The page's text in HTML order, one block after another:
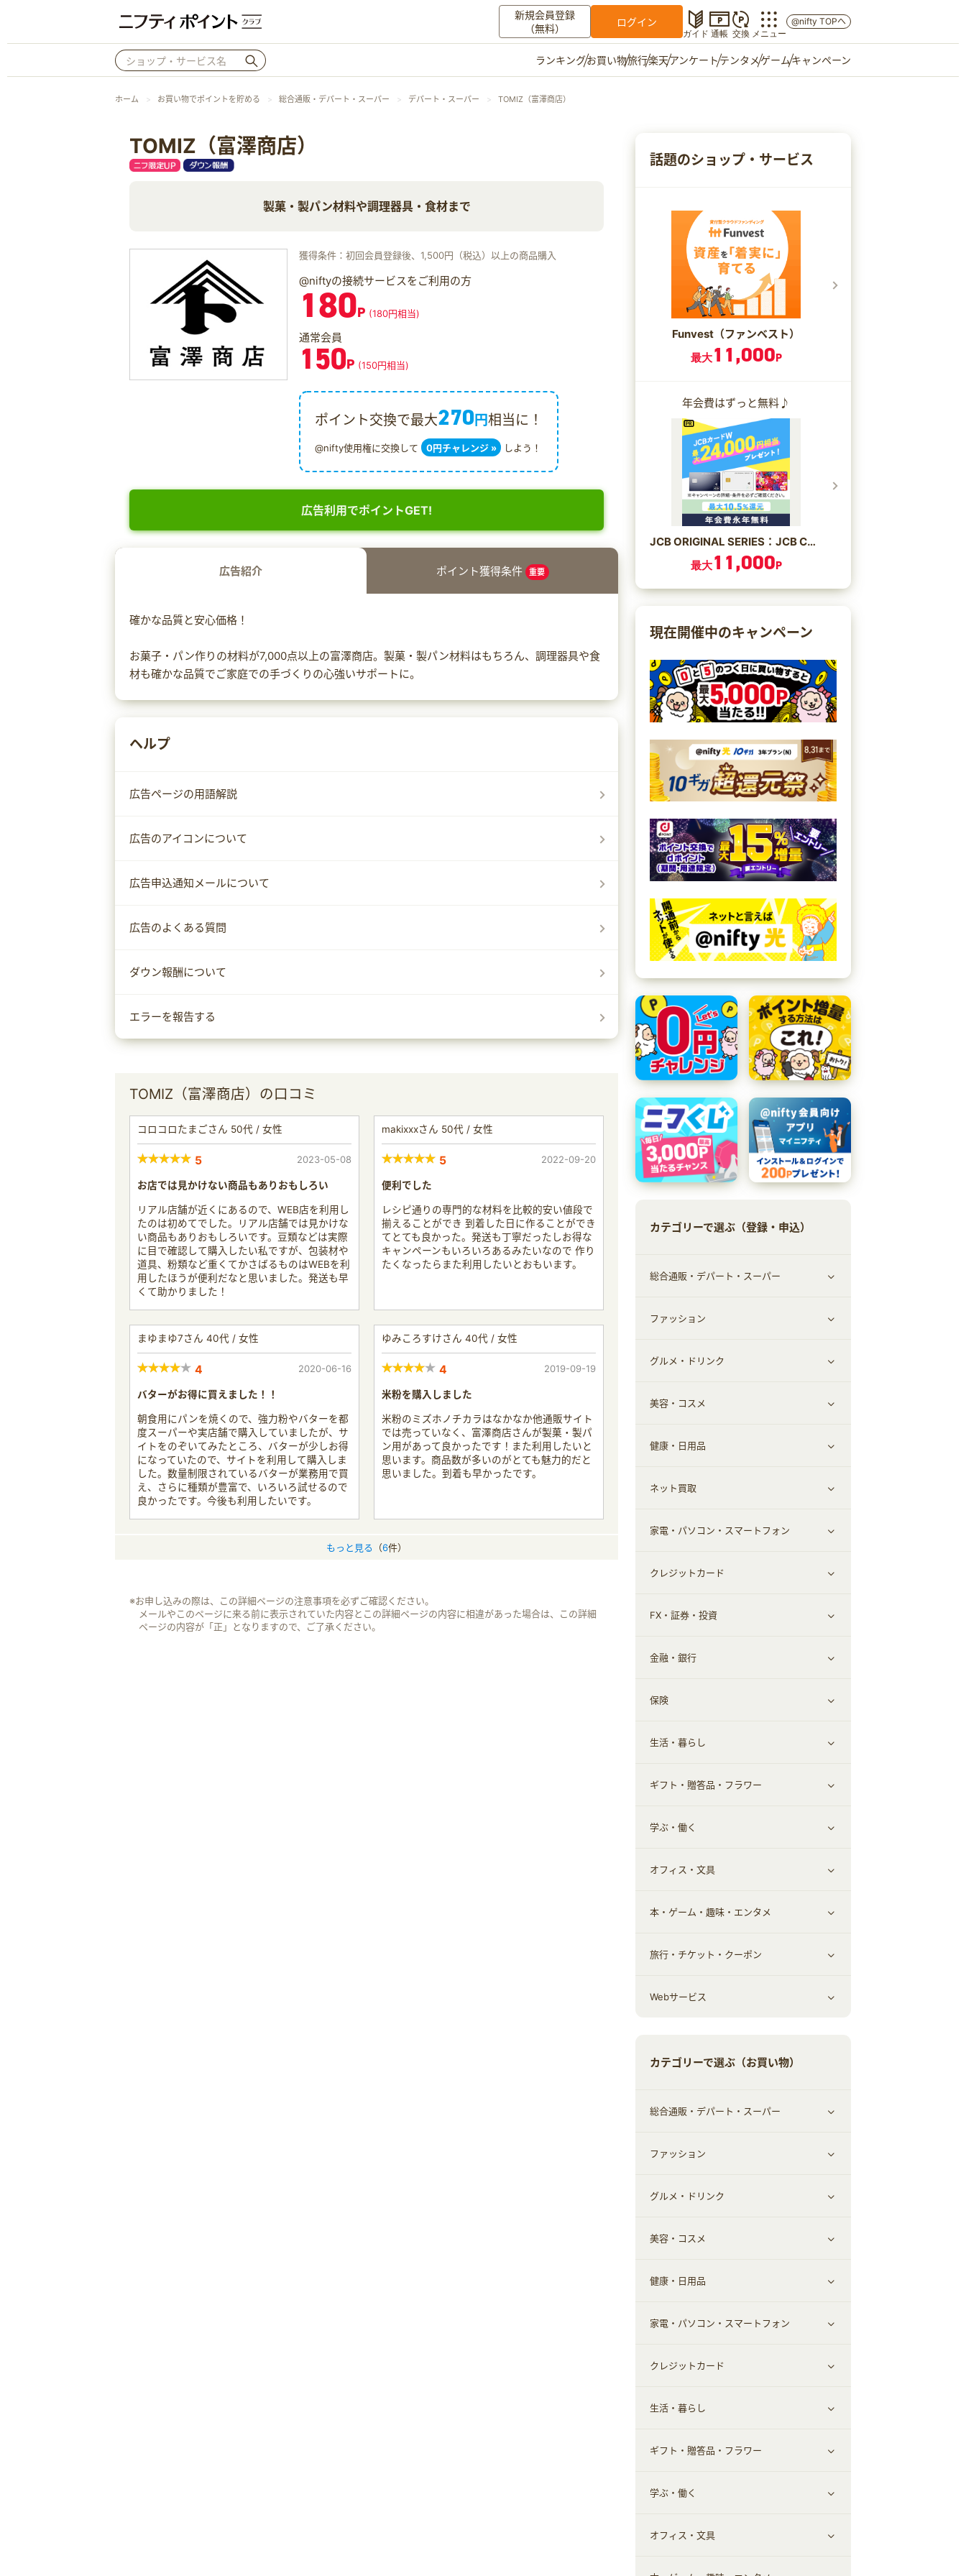
新規会員登録
（無料）
ログイン
ガイド 通帳 交換 メニュー
お知らせ
@nifty TOPへ
ランキングお買い物旅行楽天アンケートテンタメゲームキャンペーン
ホーム お買い物でポイントを貯める 総合通販・デパート・スーパー デパート・スーパー TOMIZ（富澤商店）
TOMIZ（富澤商店）
製菓・製パン材料や調理器具・食材まで
獲得条件：初回会員登録後、1,500円（税込）以上の商品購入
@niftyの接続サービスをご利用の方
180P (180円相当)
通常会員
150P (150円相当)
ポイント交換で最大270円相当に！
@nifty使用権に交換して 0円チャレンジ » しよう！
広告利用でポイントGET!
広告紹介 ポイント獲得条件 重要
確かな品質と安心価格！
お菓子・パン作りの材料が7,000点以上の富澤商店。製菓・製パン材料はもちろん、調理器具や食
材も確かな品質でご家庭での手づくりの心強いサポートに。
ヘルプ
広告ページの用語解説
広告のアイコンについて
広告申込通知メールについて
広告のよくある質問
ダウン報酬について
エラーを報告する
TOMIZ（富澤商店）の口コミ
コロコロたまごさん 50代 / 女性
5 2023-05-08
お店では見かけない商品もありおもしろい
リアル店舗が近くにあるので、WEB店を利用し
たのは初めてでした。リアル店舗では見かけな
い商品もありおもしろいです。豆類などは実際
に目で確認して購入したい私ですが、包装材や
道具、粉類など重くてかさばるものはWEBを利
用したほうが便利だなと思いました。発送も早
くて助かりました！
makixxxさん 50代 / 女性
5 2022-09-20
便利でした
レシピ通りの専門的な材料を比較的安い値段で
揃えることができ 到着した日に作ることができ
てとても良かった。発送も丁寧だったしお得な
キャンペーンもいろいろあるみたいなので 作り
たくなったらまた利用したいとおもいます。
まゆまゆ7さん 40代 / 女性
4 2020-06-16
バターがお得に買えました！！
朝食用にパンを焼くので、強力粉やバターを都
度スーパーや実店舗で購入していましたが、サ
イトをのぞいてみたところ、バターが少しお得
になっていたので、サイトを利用して購入しま
した。数量制限されているバターが業務用で買
え、さらに種類が豊富で、いろいろ試せるので
良かったです。今後も利用したいです。
ゆみころすけさん 40代 / 女性
4 2019-09-19
米粉を購入しました
米粉のミズホノチカラはなかなか他通販サイト
では売っていなく、富澤商店さんが製菓・製パ
ン用があって良かったです！また利用したいと
思います。商品数が多いのがとても魅力的だと
思いました。到着も早かったです。
もっと見る （6件）
※お申し込みの際は、この詳細ページの注意事項を必ずご確認ください。
メールやこのページに来る前に表示されていた内容とこの詳細ページの内容に相違があった場合は、この詳細
ページの内容が「正」となりますので、ご了承ください。
話題のショップ・サービス
Funvest（ファンベスト）
最大11,000P
年会費はずっと無料♪
JCB ORIGINAL SERIES：JCB CARD W/JCB CARD W plus L
最大11,000P
現在開催中のキャンペーン
カテゴリーで選ぶ（登録・申込）
総合通販・デパート・スーパー
すべて見る
総合通販
ファッション
すべて見る
ファッション
インナー・下着
スーツ・フォーマル
グルメ・ドリンク
すべて見る
グルメ
お酒
食材宅配
ウォーターサーバー
美容・コスメ
すべて見る
ヘアケア
エステ・サロン
メンズ美容
健康・日用品
すべて見る
スポーツ・フィットネス
日用品・薬局・からだ
ネット買取
すべて見る
ネット買取
家電・パソコン・スマートフォン
すべて見る
家電・パソコン・ソフトウェア
通信・レンタルサーバー
スマホ・携帯電話・SIM
定額制有料コンテンツ
クレジットカード
すべて見る
クレジットカード
FX・証券・投資
すべて見る
証券
仮想通貨
その他投資
金融・銀行
銀行・ネット銀行
キャッシング・ローン
その他金融
保険
すべて見る
保険相談・面談
生活・暮らし
すべて見る
住まい・暮らし
不動産
引越し
エコ・エネルギー
車情報・カーシェア・レンタル
ギフト・贈答品・フラワー
すべて見る
ギフト・贈答品
学ぶ・働く
すべて見る
習い事・学習・学校
仕事・転職
オフィス・文具
すべて見る
オフィス・文具
本・ゲーム・趣味・エンタメ
すべて見る
ゲーム・趣味
旅行・チケット・クーポン
すべて見る
Webサービス
カテゴリーで選ぶ（お買い物）
総合通販・デパート・スーパー
すべて見る
総合通販
デパート・スーパー
ファッション
すべて見る
ファッション
インナー・下着
靴・フットウェア
小物・かばん
スーツ・フォーマル
グルメ・ドリンク
すべて見る
グルメ
ドリンク
お酒
食材宅配
美容・コスメ
すべて見る
スキンケア
メイクアップ
ヘアケア
メンズ美容
美容・ダイエット用品
脱毛用品
健康・日用品
すべて見る
健康食品｜青汁・飲料
健康食品｜乳酸菌・ケフィア
健康食品｜その他
スポーツ・フィットネス
日用品・薬局・からだ
家電・パソコン・スマートフォン
すべて見る
家電・パソコン・ソフトウェア
スマホ・携帯電話・SIM
クレジットカード
すべて見る
クレジットカード
生活・暮らし
すべて見る
車情報・カーシェア・レンタル
お役立ち
ギフト・贈答品・フラワー
すべて見る
ギフト・贈答品
学ぶ・働く
すべて見る
オフィス・文具